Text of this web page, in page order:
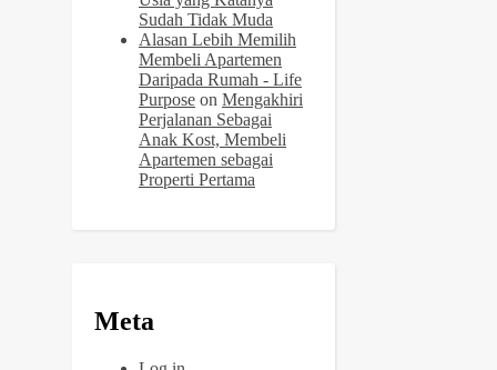
Sudah Tidak Muda
Alasan Lebih Memilih
Membeli Apartemen
Daripada Rumah - Life
Purpose on Mengakhiri
Perjalanan Sebagai
Anak Kost, Membeli
Apartemen sebagai
Properti Pertama
Meta